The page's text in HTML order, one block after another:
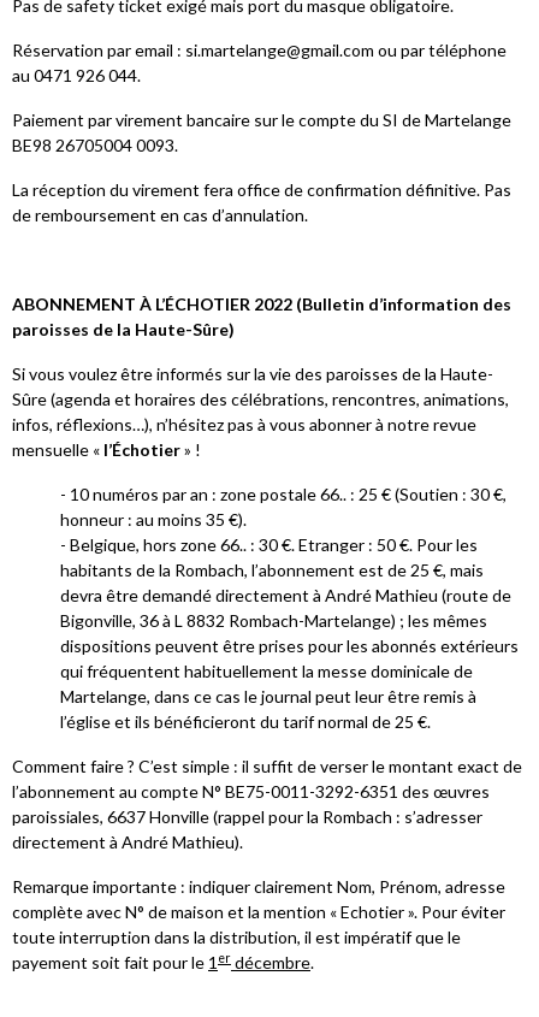
Pas de safety ticket exigé mais port du masque obligatoire.
Réservation par email : si.martelange@gmail.com ou par téléphone
au 0471 926 044.
Paiement par virement bancaire sur le compte du SI de Martelange
BE98 26705004 0093.
La réception du virement fera office de confirmation définitive. Pas
de remboursement en cas d’annulation.
ABONNEMENT À L’ÉCHOTIER 2022 (Bulletin d’information des
paroisses de la Haute-Sûre)
Si vous voulez être informés sur la vie des paroisses de la Haute-
Sûre (agenda et horaires des célébrations, rencontres, animations,
infos, réflexions…), n’hésitez pas à vous abonner à notre revue
mensuelle « l’Échotier» !
- 10 numéros par an : zone postale 66.. : 25 € (Soutien : 30 €,
honneur : au moins 35 €).
- Belgique, hors zone 66.. : 30 €. Etranger : 50 €. Pour les
habitants de la Rombach, l’abonnement est de 25 €, mais
devra être demandé directement à André Mathieu (route de
Bigonville, 36 à L 8832 Rombach-Martelange) ; les mêmes
dispositions peuvent être prises pour les abonnés extérieurs
qui fréquentent habituellement la messe dominicale de
Martelange, dans ce cas le journal peut leur être remis à
l’église et ils bénéficieront du tarif normal de 25 €.
Comment faire ? C’est simple : il suffit de verser le montant exact de
l’abonnement au compte N° BE75-0011-3292-6351 des œuvres
paroissiales, 6637 Honville (rappel pour la Rombach : s’adresser
directement à André Mathieu).
Remarque importante : indiquer clairement Nom, Prénom, adresse
complète avec N° de maison et la mention « Echotier ». Pour éviter
toute interruption dans la distribution, il est impératif que le
payement soit fait pour le 1 er décembre.